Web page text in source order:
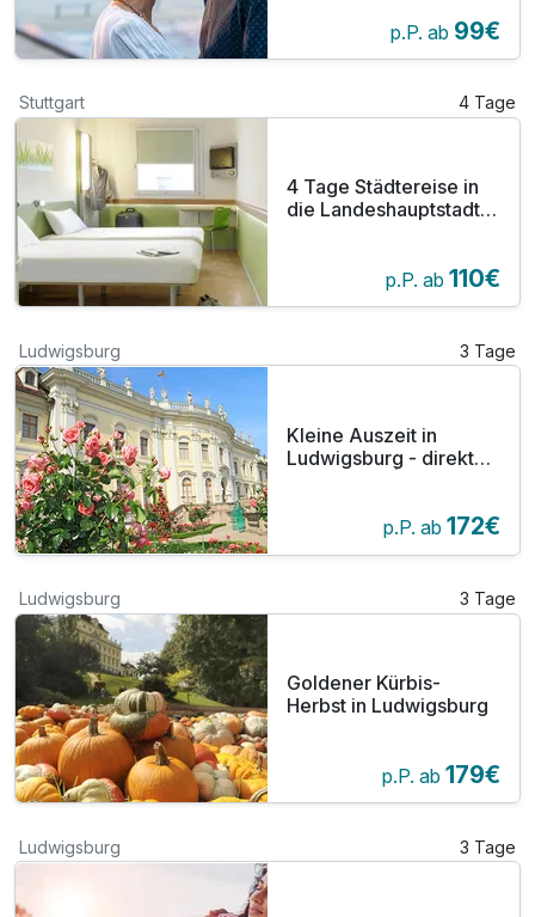
p.P. ab 99€
Stuttgart 4 Tage
4 Tage Städtereise in
die Landeshauptstadt
p.P. ab 110€
Ludwigsburg 3 Tage
Kleine Auszeit in
Ludwigsburg - direkt
p.P. ab 172€
Ludwigsburg 3 Tage
Goldener Kürbis-
Herbst in Ludwigsburg
p.P. ab 179€
Ludwigsburg 3 Tage